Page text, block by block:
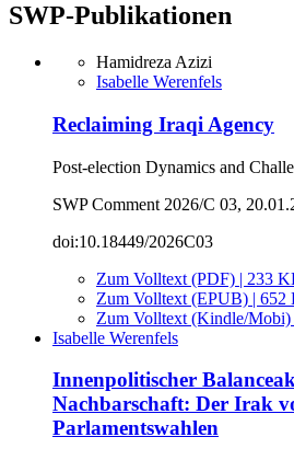
SWP-Publikationen
Hamidreza Azizi
Isabelle Werenfels
Reclaiming Iraqi Agency
Post-election Dynamics and
SWP Comment 2026/C 03,
doi:10.18449/2026C03
Zum Volltext (PDF) | 233
Zum Volltext (EPUB) | 652
Zum Volltext (Kindle/
Isabelle Werenfels
Innenpolitischer
Nachbarschaft: Der Irak
Parlamentswahlen